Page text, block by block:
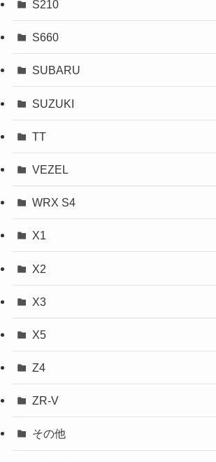
S210
S660
SUBARU
SUZUKI
TT
VEZEL
WRX S4
X1
X2
X3
X5
Z4
ZR-V
その他